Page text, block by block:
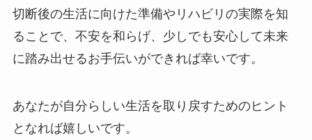
切断後の生活に向けた準備やリハビリの実際を知
ることで、不安を和らげ、少しでも安心して未来
に踏み出せるお手伝いができれば幸いです。
あなたが自分らしい生活を取り戻すためのヒント
となれば嬉しいです。